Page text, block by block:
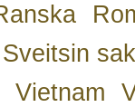
Sveitsin
Vietnam